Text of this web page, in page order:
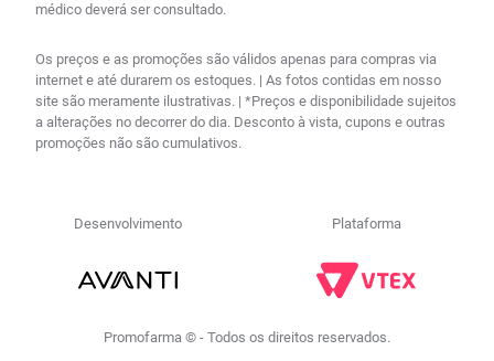
médico deverá ser consultado.
Os preços e as promoções são válidos apenas para compras via
internet e até durarem os estoques. | As fotos contidas em nosso
site são meramente ilustrativas. | *Preços e disponibilidade sujeitos
a alterações no decorrer do dia. Desconto à vista, cupons e outras
promoções não são cumulativos.
Desenvolvimento Plataforma
Promofarma © - Todos os direitos reservados.